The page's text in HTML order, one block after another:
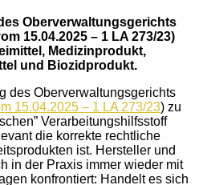
Oberverwaltungsgerichts
15.04.2025 – 1 LA 273/23)
Medizinprodukt,
und Biozidprodukt.
des Oberverwaltungsgerichts
15.04.2025 – 1 LA 273/23) zu
Verarbeitungshilfsstoff
die korrekte rechtliche
ist. Hersteller und
in der Praxis immer wieder mit
konfrontiert: Handelt es sich